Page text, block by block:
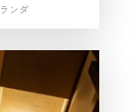
央区エリア
スタジオで
って移動す
、中央区で
応。月島駅から
物語性を重視する
ンダ
家具・小物充実
タジオ
階段